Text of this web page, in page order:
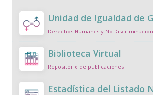
Unidad de Igualdad de
Derechos Humanos y No Discriminación
Biblioteca Virtual
Repositorio de publicaciones
Estadística del Listado